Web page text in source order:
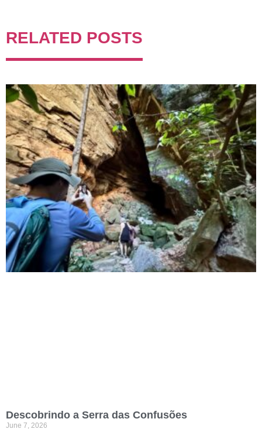
RELATED POSTS
Descobrindo a Serra das Confusões
June 7, 2026